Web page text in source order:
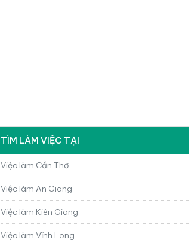
TÌM LÀM VIỆC TẠI
Việc làm Cần Thơ
Việc làm An Giang
Việc làm Kiên Giang
Việc làm Vĩnh Long